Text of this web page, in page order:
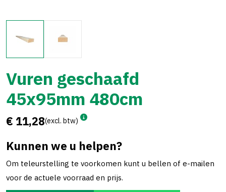
Vuren geschaafd
45x95mm 480cm
€ 11,28(excl. btw)
Kunnen we u helpen?
Om teleurstelling te voorkomen kunt u bellen of e-mailen
voor de actuele voorraad en prijs.